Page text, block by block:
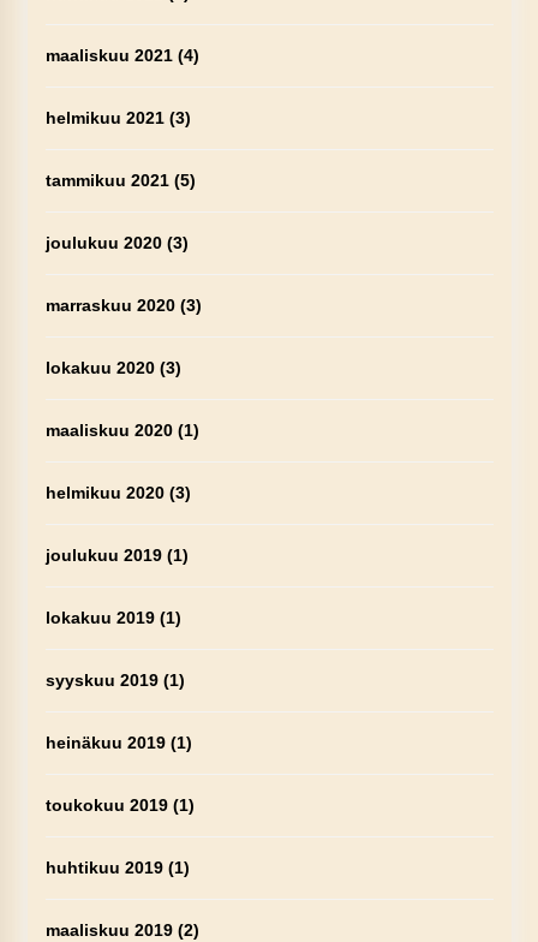
maaliskuu 2021(4)
helmikuu 2021(3)
tammikuu 2021(5)
joulukuu 2020(3)
marraskuu 2020(3)
lokakuu 2020(3)
maaliskuu 2020(1)
helmikuu 2020(3)
joulukuu 2019(1)
lokakuu 2019(1)
syyskuu 2019(1)
heinäkuu 2019(1)
toukokuu 2019(1)
huhtikuu 2019(1)
maaliskuu 2019(2)